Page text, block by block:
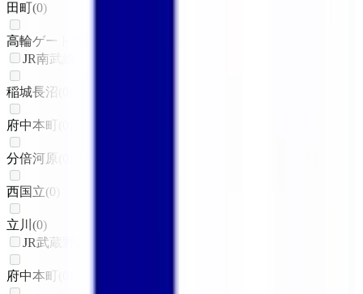
田町(0)
高輪ゲートウェイ
JR南武線
稲城長沼
府中本町
分倍河原
西国立(0
立川 (0)
JR武蔵野線
府中本町